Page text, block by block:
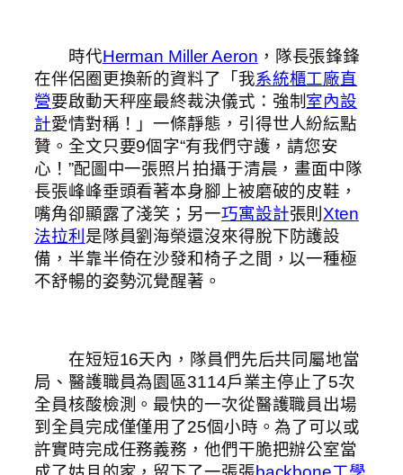
時代Herman Miller Aeron ，隊長張鋒鋒
在伴侶圈更換新的資料了「我系統櫃工廠直
營要啟動天秤座最終裁決儀式：強制 室內設
計愛情對稱！」一條靜態，引得世人紛紜點
贊。全文只要9個字“有我們守護，請您安
心！”配圖中一張照片拍攝于清晨，畫面中隊
長張峰峰垂頭看著本身腳上被磨破的皮鞋，
嘴角卻顯露了淺笑；另一巧寓設計張則Xten
法拉利 是隊員劉海榮還沒來得脫下防護設
備，半靠半倚在沙發和椅子之間，以一種極
不舒暢的姿勢沉覺醒著。
在短短16天內，隊員們先后共同屬地當
局、醫護職員為園區3114戶業主停止了5次
全員核酸檢測。最快的一次從醫護職員出場
到全員完成僅僅用了25個小時。為了可以或
許實時完成任務義務，他們干脆把辦公室當